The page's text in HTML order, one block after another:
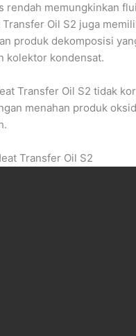
rendah memungkinkan
Oil S2 juga
produk dekomposisi
kolektor kondensat.
Transfer Oil S2 tidak
menahan produk
Transfer Oil S2